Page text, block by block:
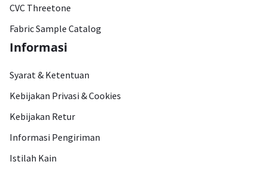
CVC Threetone
Fabric Sample Catalog
Informasi
Syarat & Ketentuan
Kebijakan Privasi & Cookies
Kebijakan Retur
Informasi Pengiriman
Istilah Kain